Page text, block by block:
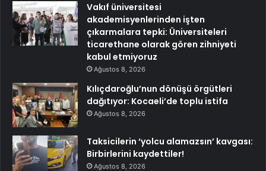
Vakıf üniversitesi
akademisyenlerinden işten
çıkarmalara tepki: Üniversiteleri
ticarethane olarak gören zihniyeti
kabul etmiyoruz
Ağustos 8, 2026
Kılıçdaroğlu’nun dönüşü örgütleri
dağıtıyor: Kocaeli’de toplu istifa
Ağustos 8, 2026
Taksicilerin ‘yolcu alamazsın’ kavgası:
Birbirlerini kaydettiler!
Ağustos 8, 2026